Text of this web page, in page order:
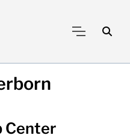
Center